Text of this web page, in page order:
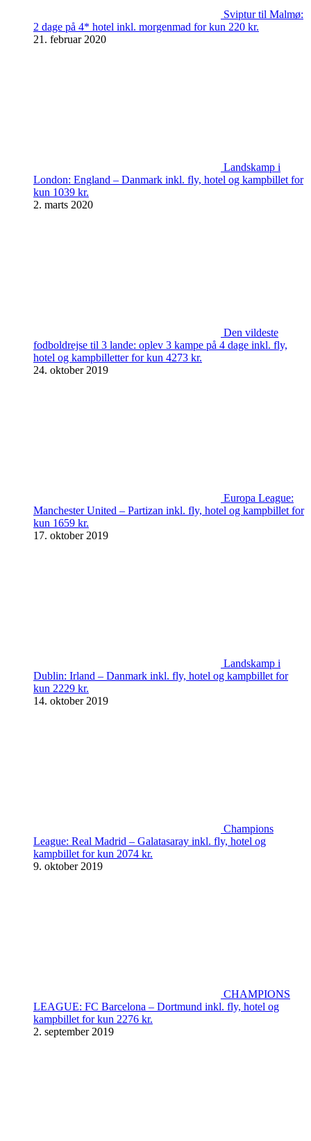
Sviptur til Malmø:
2 dage på 4* hotel inkl. morgenmad for kun 220 kr.
21. februar 2020
Landskamp i
London: England – Danmark inkl. fly, hotel og kampbillet for
kun 1039 kr.
2. marts 2020
Den vildeste
fodboldrejse til 3 lande: oplev 3 kampe på 4 dage inkl. fly,
hotel og kampbilletter for kun 4273 kr.
24. oktober 2019
Europa League:
Manchester United – Partizan inkl. fly, hotel og kampbillet for
kun 1659 kr.
17. oktober 2019
Landskamp i
Dublin: Irland – Danmark inkl. fly, hotel og kampbillet for
kun 2229 kr.
14. oktober 2019
Champions
League: Real Madrid – Galatasaray inkl. fly, hotel og
kampbillet for kun 2074 kr.
9. oktober 2019
CHAMPIONS
LEAGUE: FC Barcelona – Dortmund inkl. fly, hotel og
kampbillet for kun 2276 kr.
2. september 2019